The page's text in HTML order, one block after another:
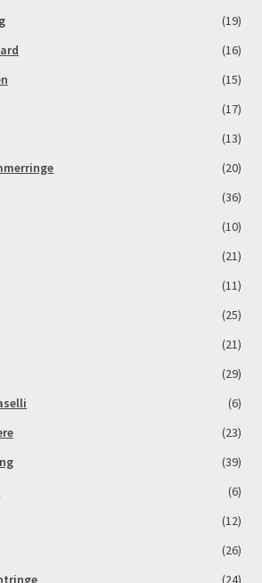
– eine Rundreise und die
Generales
(19)
(16)
(15)
(17)
(13)
(20)
(36)
(10)
(21)
(11)
(25)
(21)
(29)
(6)
(23)
(39)
(6)
(12)
(26)
(24)